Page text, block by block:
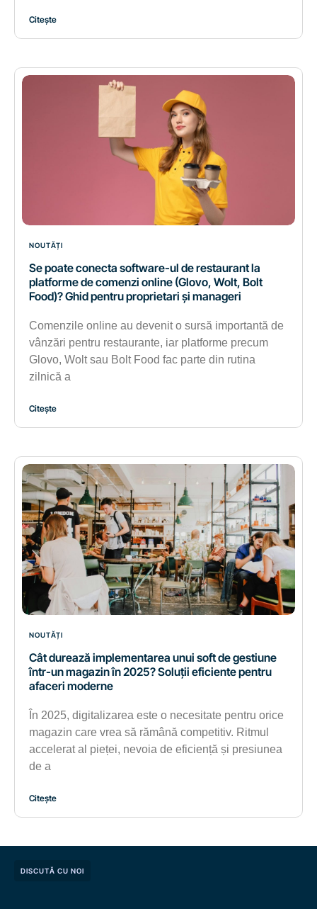
Citește
NOUTĂȚI
Se poate conecta software-ul de restaurant la
platforme de comenzi online (Glovo, Wolt, Bolt
Food)? Ghid pentru proprietari și manageri
Comenzile online au devenit o sursă importantă de
vânzări pentru restaurante, iar platforme precum
Glovo, Wolt sau Bolt Food fac parte din rutina
zilnică a
Citește
NOUTĂȚI
Cât durează implementarea unui soft de gestiune
într-un magazin în 2025? Soluții eficiente pentru
afaceri moderne
În 2025, digitalizarea este o necesitate pentru orice
magazin care vrea să rămână competitiv. Ritmul
accelerat al pieței, nevoia de eficiență și presiunea
de a
Citește
DISCUTĂ CU NOI